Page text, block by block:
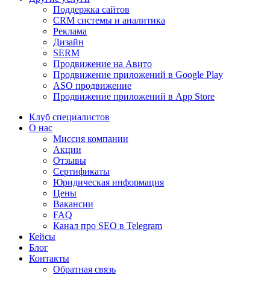
Поддержка сайтов
CRM системы и аналитика
Реклама
Дизайн
SERM
Продвижение на Авито
Продвижение приложений в Google Play
ASO продвижение
Продвижение приложений в App Store
Клуб специалистов
О нас
Миссия компании
Акции
Отзывы
Сертификаты
Юридическая информация
Цены
Вакансии
FAQ
Канал про SEO в Telegram
Кейсы
Блог
Контакты
Обратная связь